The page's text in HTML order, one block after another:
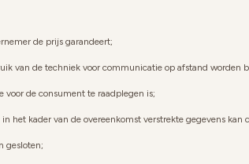
de prijs garandeert;
van de techniek voor communicatie op afstand
de consument te raadplegen is;
het kader van de overeenkomst verstrekte gegevens kan
gesloten;